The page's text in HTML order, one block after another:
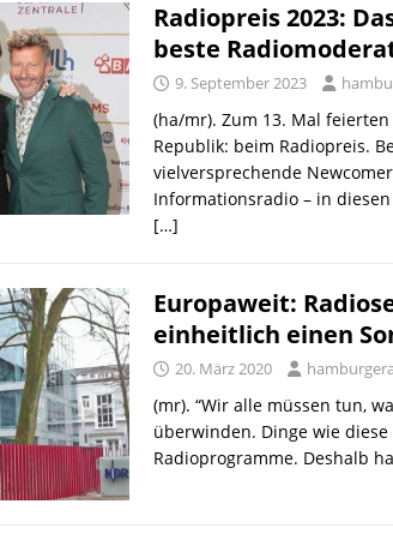
Radiopreis 2023:
beste
9. September 2023
(ha/mr). Zum 13. Mal
Republik: beim Radiopreis.
vielversprechende
Informationsradio – in
[…]
Europaweit:
einheitlich einen
20. März 2020
(mr). “Wir alle müssen tun,
überwinden. Dinge wie
Radioprogramme. Deshalb